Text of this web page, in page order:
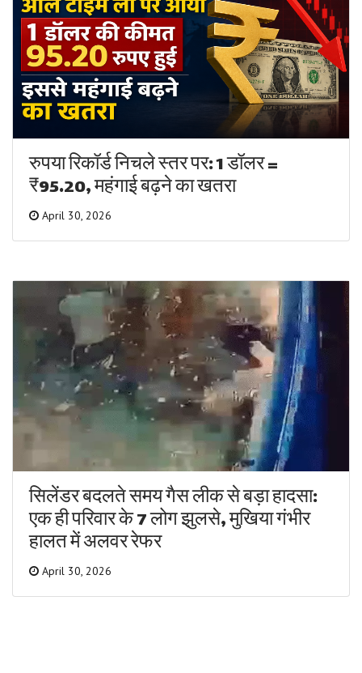
रुपया रिकॉर्ड निचले स्तर पर: 1 डॉलर =
₹95.20, महंगाई बढ़ने का खतरा
April 30, 2026
सिलेंडर बदलते समय गैस लीक से बड़ा हादसा:
एक ही परिवार के 7 लोग झुलसे, मुखिया गंभीर
हालत में अलवर रेफर
April 30, 2026